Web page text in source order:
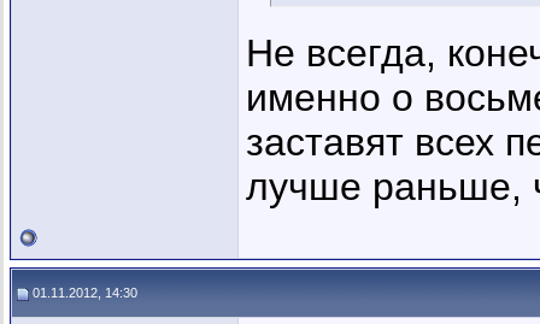
Не всегда,
именно о
заставят всех
лучше раньше,
01.11.2012, 14:30